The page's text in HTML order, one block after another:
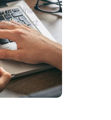
już